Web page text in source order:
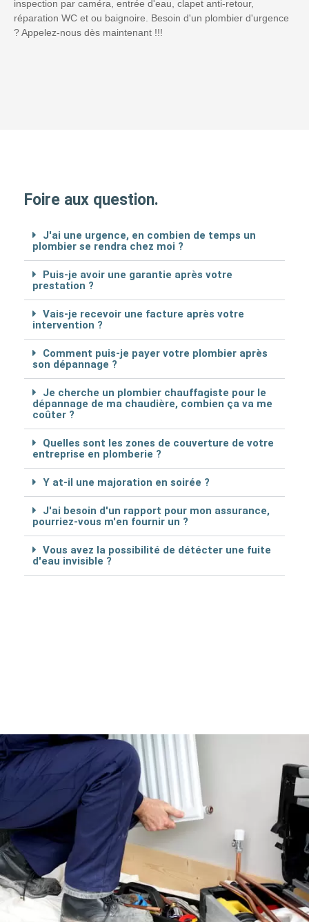
inspection par caméra, entrée d'eau, clapet anti-retour,
réparation WC et ou baignoire. Besoin d'un plombier d'urgence
? Appelez-nous dès maintenant !!!
Foire aux question.
J'ai une urgence, en combien de temps un
plombier se rendra chez moi ?
Puis-je avoir une garantie après votre
prestation ?
Vais-je recevoir une facture après votre
intervention ?
Comment puis-je payer votre plombier après
son dépannage ?
Je cherche un plombier chauffagiste pour le
dépannage de ma chaudière, combien ça va me
coûter ?
Quelles sont les zones de couverture de votre
entreprise en plomberie ?
Y at-il une majoration en soirée ?
J'ai besoin d'un rapport pour mon assurance,
pourriez-vous m'en fournir un ?
Vous avez la possibilité de détécter une fuite
d'eau invisible ?